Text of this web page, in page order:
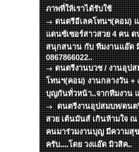
ภาพที่ให้เราได้รับใช้
ดนตรีอีเลคโทนฯ(คอม)
แดนซ์เซอร์สาวสวย 4 คน
สนุกสนาน กับ ทีมงานแอ๊ด
0867866022..
ดนตรีงานบวช / งานอุป
โทนฯ(คอม) งานกลางวัน +
บุญกันทั่วหน้า..จากทีมงาน
ดนตรีงานอุปสมบท/ดนต
สวย เต้นมันส์ เกินห้ามใจ
คนมาร่วมงานบุญ มีความสุ
ครับ....โดย วงแอ๊ด มิวสิค..